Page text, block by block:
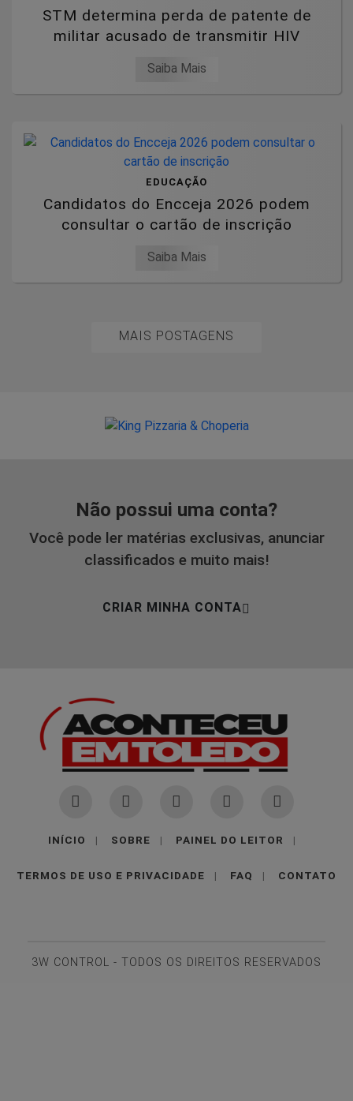
STM determina perda de patente de
militar acusado de transmitir HIV
Saiba Mais
EDUCAÇÃO
Candidatos do Encceja 2026 podem
consultar o cartão de inscrição
Saiba Mais
MAIS POSTAGENS
Não possui uma conta?
Você pode ler matérias exclusivas, anunciar
classificados e muito mais!
CRIAR MINHA CONTA
INÍCIO | SOBRE | PAINEL DO LEITOR |
TERMOS DE USO E PRIVACIDADE | FAQ | CONTATO
3W CONTROL - TODOS OS DIREITOS RESERVADOS